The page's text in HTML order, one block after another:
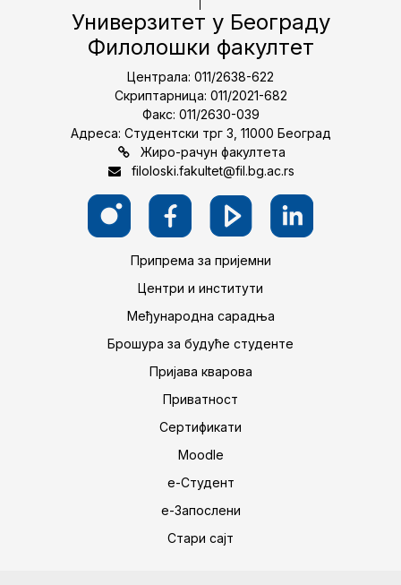
Универзитет у Београду
Филолошки факултет
Централа: 011/2638-622
Скриптарница: 011/2021-682
Факс: 011/2630-039
Адреса: Студентски трг 3, 11000 Београд
Жиро-рачун факултета
filoloski.fakultet@fil.bg.ac.rs
Припрема за пријемни
Центри и институти
Међународна сарадња
Брошура за будуће студенте
Пријава кварова
Приватност
Сертификати
Moodle
е-Студент
е-Запослени
Стари сајт